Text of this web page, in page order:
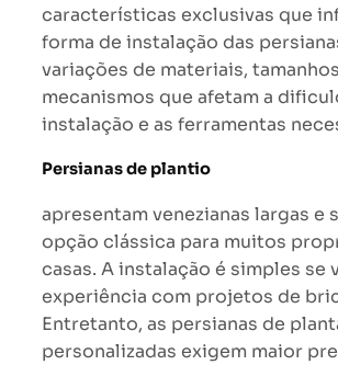
características exclusivas que
forma de instalação das
variações de materiais,
mecanismos que afetam a
instalação e as ferramentas
Persianas de plantio
apresentam venezianas largas e
opção clássica para muitos
casas. A instalação é simples se
experiência com projetos de
Entretanto, as persianas de
personalizadas exigem maior